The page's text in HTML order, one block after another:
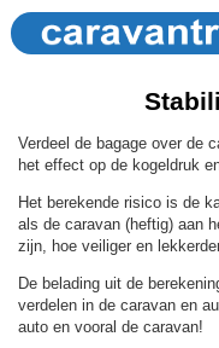
Verdeel de bagage over de
het effect op de kogeldruk
Het berekende risico is de
als de caravan (heftig) aan
zijn, hoe veiliger en
De belading uit de
verdelen in de caravan en
auto en vooral de caravan!